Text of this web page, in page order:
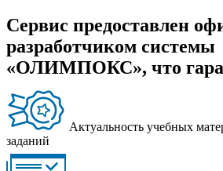
Cервис предоставлен
разработчиком системы
«ОЛИМПОКС», что
Актуальность учебных
заданий